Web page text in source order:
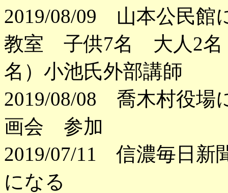
2019/08/09 山本公民
教室 子供7名 大人2
名）小池氏外部講師
2019/08/08 喬木村役
画会 参加
2019/07/11 信濃毎日
になる